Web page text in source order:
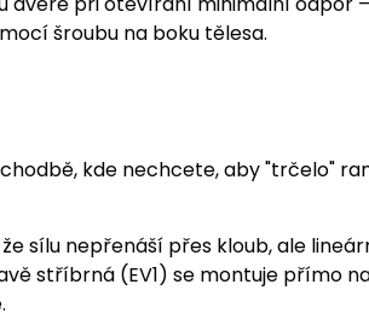
šroubu na boku tělesa.
kde nechcete, aby "trčelo"
sílu nepřenáší přes kloub, ale
stříbrná (EV1) se montuje přímo